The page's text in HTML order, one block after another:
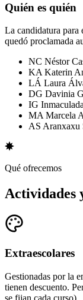
Quién es quién
La candidatura para
quedó proclamada
NC Néstor
KA Katerin
LÁ Laura
DG Davinia
IG
MA Marcela
AS Aranxaxu
Qué ofrecemos
Actividades
Extraescolares
Gestionadas por la
tienen descuento.
se fijan cada curso).